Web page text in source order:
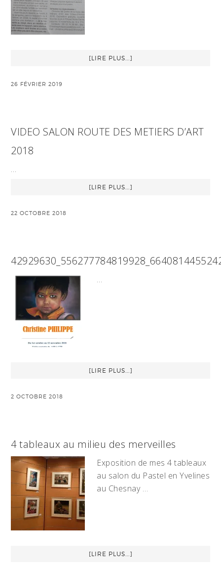
[LIRE PLUS...]
26 FÉVRIER 2019
VIDEO SALON ROUTE DES METIERS D’ART
2018
…
[LIRE PLUS...]
22 OCTOBRE 2018
…
[LIRE PLUS...]
2 OCTOBRE 2018
4 tableaux au milieu des merveilles
Exposition de mes 4 tableaux
au salon du Pastel en Yvelines
au Chesnay …
[LIRE PLUS...]